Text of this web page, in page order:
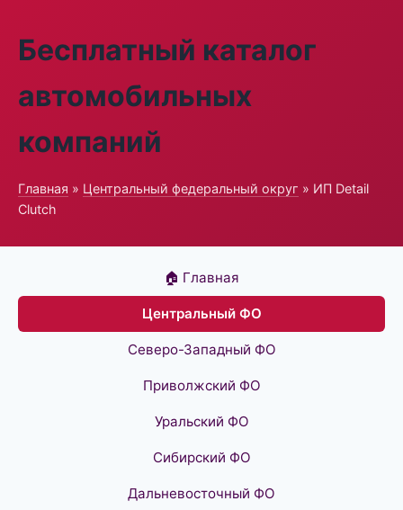
Бесплатный каталог
автомобильных
компаний
Главная » Центральный федеральный округ » ИП Detail
Clutch
🏠 Главная
Центральный ФО
Северо-Западный ФО
Приволжский ФО
Уральский ФО
Сибирский ФО
Дальневосточный ФО